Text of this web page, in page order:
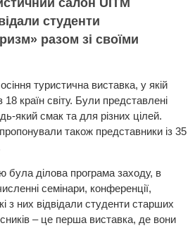
салон UITМ
студенти
разом зі своїми
туристична виставка, у якій
18 країн світу. Були представлені
який смак та для різних цілей.
також представники із 35
була ділова програма заходу, в
семінари, конференції,
з них відвідали студенти старших
– це перша виставка, де вони